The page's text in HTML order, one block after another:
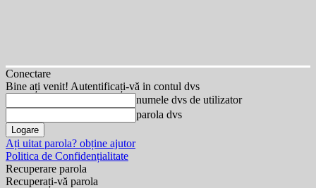
Conectare
Bine ați venit! Autentificați-vă in contul dvs
numele dvs de utilizator
parola dvs
Ați uitat parola? obține ajutor
Politica de Confidențialitate
Recuperare parola
Recuperați-vă parola